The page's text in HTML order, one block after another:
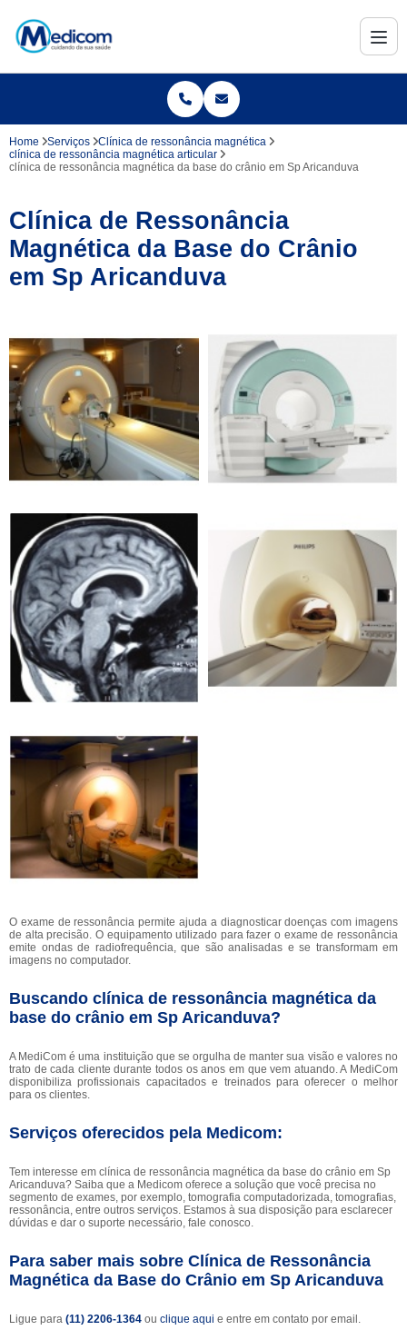
Home Serviços
Clínica de ressonância magnética
clínica de ressonância magnética articular
clínica de ressonância magnética da base do crânio em Sp Aricanduva
Clínica de Ressonância
Magnética da Base do Crânio
em Sp Aricanduva
O exame de ressonância permite ajuda a diagnosticar doenças com imagens
de alta precisão. O equipamento utilizado para fazer o exame de ressonância
emite ondas de radiofrequência, que são analisadas e se transformam em
imagens no computador.
Buscando clínica de ressonância magnética da
base do crânio em Sp Aricanduva?
A MediCom é uma instituição que se orgulha de manter sua visão e valores no
trato de cada cliente durante todos os anos em que vem atuando. A MediCom
disponibiliza profissionais capacitados e treinados para oferecer o melhor
para os clientes.
Serviços oferecidos pela Medicom:
Tem interesse em clínica de ressonância magnética da base do crânio em Sp
Aricanduva? Saiba que a Medicom oferece a solução que você precisa no
segmento de exames, por exemplo, tomografia computadorizada, tomografias,
ressonância, entre outros serviços. Estamos à sua disposição para esclarecer
dúvidas e dar o suporte necessário, fale conosco.
Para saber mais sobre Clínica de Ressonância
Magnética da Base do Crânio em Sp Aricanduva
Ligue para (11) 2206-1364 ou clique aqui e entre em contato por email.